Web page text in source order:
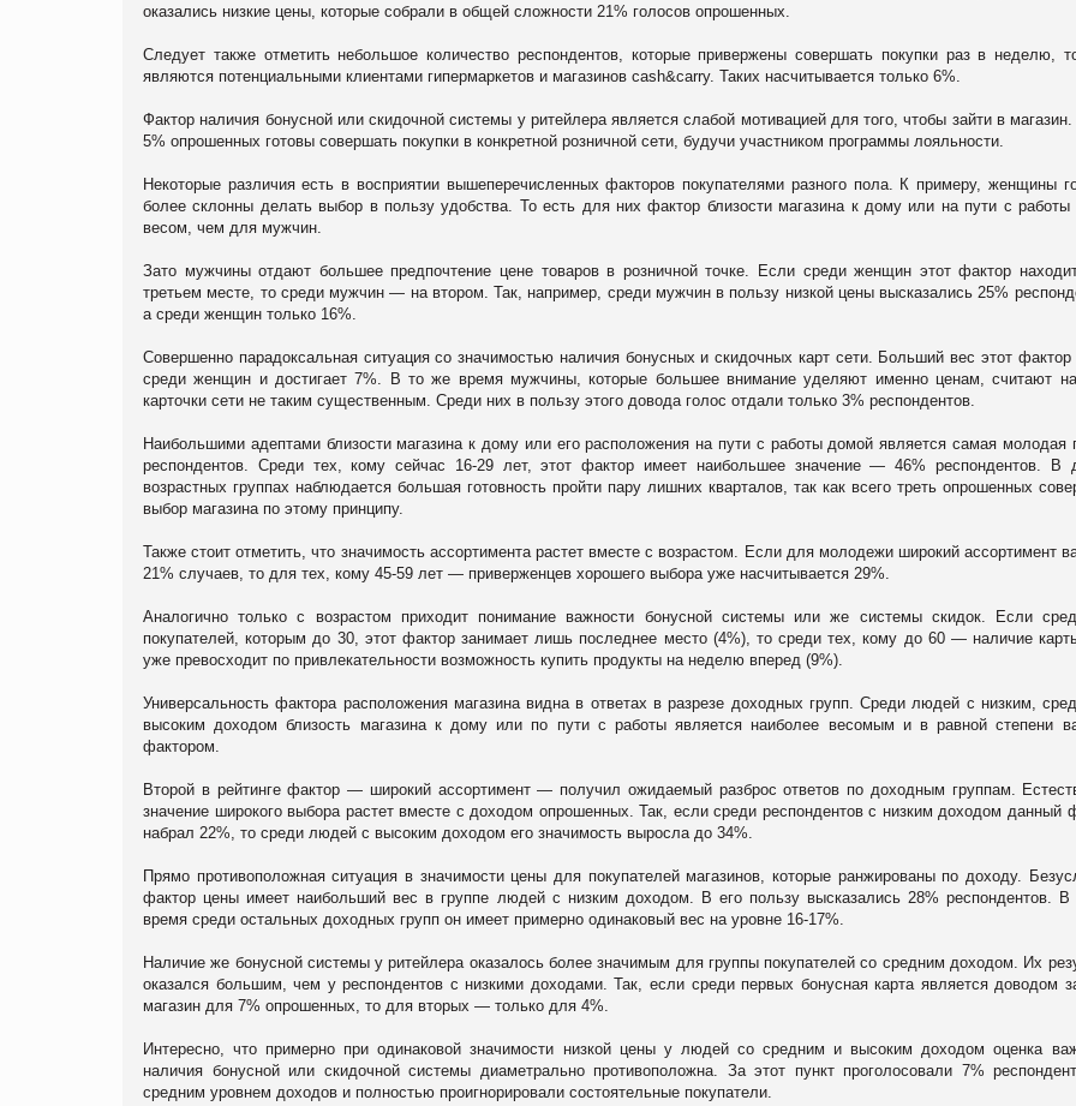
оказались низкие цены, которые собрали в общей сложности 21% голосов опрошенных.
Следует также отметить небольшое количество респондентов, которые привержены совершать покупки раз в неделю,
являются потенциальными клиентами гипермаркетов и магазинов cash&carry. Таких насчитывается только 6%.
Фактор наличия бонусной или скидочной системы у ритейлера является слабой мотивацией для того, чтобы зайти в
5% опрошенных готовы совершать покупки в конкретной розничной сети, будучи участником программы лояльности.
Некоторые различия есть в восприятии вышеперечисленных факторов покупателями разного пола. К примеру, женщины
более склонны делать выбор в пользу удобства. То есть для них фактор близости магазина к дому или на пути с работы
весом, чем для мужчин.
Зато мужчины отдают большее предпочтение цене товаров в розничной точке. Если среди женщин этот фактор
третьем месте, то среди мужчин — на втором. Так, например, среди мужчин в пользу низкой цены высказались 25%
а среди женщин только 16%.
Совершенно парадоксальная ситуация со значимостью наличия бонусных и скидочных карт сети. Больший вес этот фактор
среди женщин и достигает 7%. В то же время мужчины, которые большее внимание уделяют именно ценам, считают
карточки сети не таким существенным. Среди них в пользу этого довода голос отдали только 3% респондентов.
Наибольшими адептами близости магазина к дому или его расположения на пути с работы домой является самая молодая
респондентов. Среди тех, кому сейчас 16-29 лет, этот фактор имеет наибольшее значение — 46% респондентов. В
возрастных группах наблюдается большая готовность пройти пару лишних кварталов, так как всего треть опрошенных
выбор магазина по этому принципу.
Также стоит отметить, что значимость ассортимента растет вместе с возрастом. Если для молодежи широкий ассортимент
21% случаев, то для тех, кому 45-59 лет — приверженцев хорошего выбора уже насчитывается 29%.
Аналогично только с возрастом приходит понимание важности бонусной системы или же системы скидок. Если
покупателей, которым до 30, этот фактор занимает лишь последнее место (4%), то среди тех, кому до 60 — наличие
уже превосходит по привлекательности возможность купить продукты на неделю вперед (9%).
Универсальность фактора расположения магазина видна в ответах в разрезе доходных групп. Среди людей с низким,
высоким доходом близость магазина к дому или по пути с работы является наиболее весомым и в равной степени
фактором.
Второй в рейтинге фактор — широкий ассортимент — получил ожидаемый разброс ответов по доходным группам.
значение широкого выбора растет вместе с доходом опрошенных. Так, если среди респондентов с низким доходом данный
набрал 22%, то среди людей с высоким доходом его значимость выросла до 34%.
Прямо противоположная ситуация в значимости цены для покупателей магазинов, которые ранжированы по доходу.
фактор цены имеет наибольший вес в группе людей с низким доходом. В его пользу высказались 28% респондентов.
время среди остальных доходных групп он имеет примерно одинаковый вес на уровне 16-17%.
Наличие же бонусной системы у ритейлера оказалось более значимым для группы покупателей со средним доходом. Их
оказался большим, чем у респондентов с низкими доходами. Так, если среди первых бонусная карта является доводом
магазин для 7% опрошенных, то для вторых — только для 4%.
Интересно, что примерно при одинаковой значимости низкой цены у людей со средним и высоким доходом оценка
наличия бонусной или скидочной системы диаметрально противоположна. За этот пункт проголосовали 7%
средним уровнем доходов и полностью проигнорировали состоятельные покупатели.